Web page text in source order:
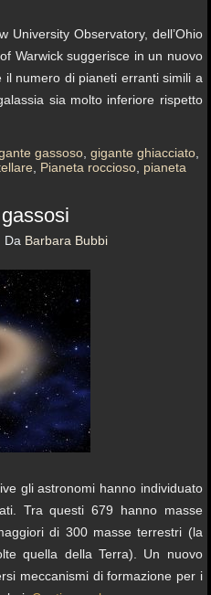
University Observatory, dell’Ohio
Warwick suggerisce in un nuovo
numero di pianeti erranti simili a
sia molto inferiore rispetto
gassoso,gigante ghiacciato,
, Pianeta roccioso, pianeta
Da Barbara Bubbi
gli astronomi hanno individuato
Tra questi 679 hanno masse
di 300 masse terrestri (la
quella della Terra). Un nuovo
meccanismi di formazione per i